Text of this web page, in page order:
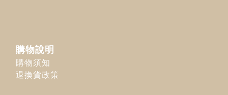
購物說明
購物須知
退換貨政策